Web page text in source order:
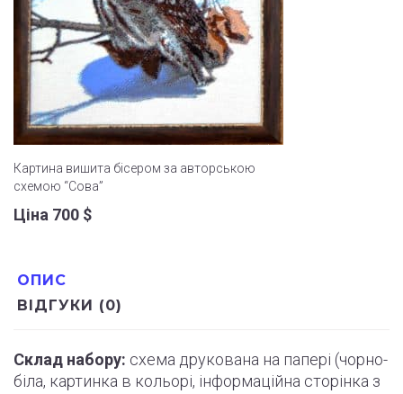
ОПИС
ВІДГУКИ (0)
Склад набору: схема друкована на папері (чорно-
біла, картинка в кольорі, інформаційна сторінка з
Картина вишита бісером за авторською
схемою “Сова”
Ціна 700 $